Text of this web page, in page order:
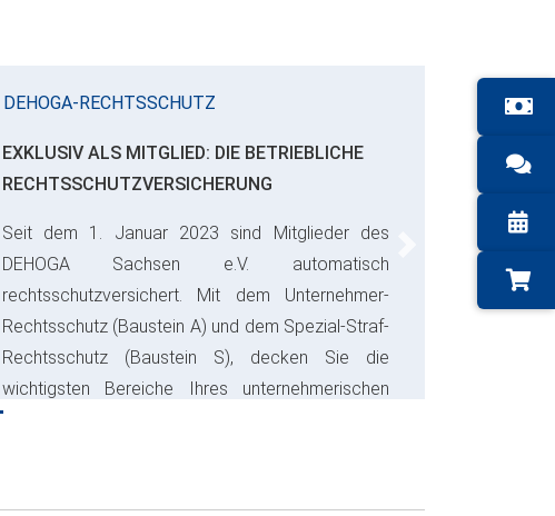
DEHOGA-RECHTSSCHUTZ
EXKLUSIV ALS MITGLIED: DIE BETRIEBLICHE
RECHTSSCHUTZVERSICHERUNG
Seit dem 1. Januar 2023 sind Mitglieder des
DEHOGA Sachsen e.V. automatisch
rechtsschutzversichert. Mit dem Unternehmer-
Rechtsschutz (Baustein A) und dem Spezial-Straf-
Rechtsschutz (Baustein S), decken Sie die
wichtigsten Bereiche Ihres unternehmerischen
Risikos ab und sparen bares Geld.